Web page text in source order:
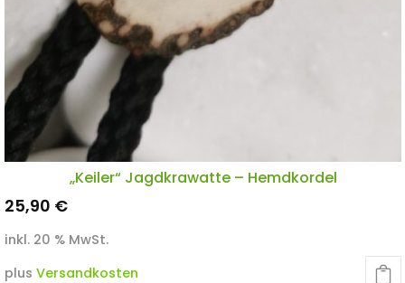
„Keiler“ Jagdkrawatte – Hemdkordel
25,90 €
inkl. 20 % MwSt.
plus Versandkosten